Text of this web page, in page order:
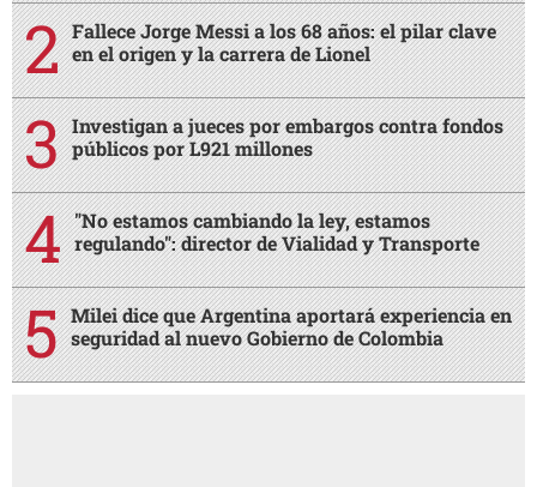
Fallece Jorge Messi a los 68 años: el pilar clave
en el origen y la carrera de Lionel
Investigan a jueces por embargos contra fondos
públicos por L921 millones
"No estamos cambiando la ley, estamos
regulando": director de Vialidad y Transporte
Milei dice que Argentina aportará experiencia en
seguridad al nuevo Gobierno de Colombia